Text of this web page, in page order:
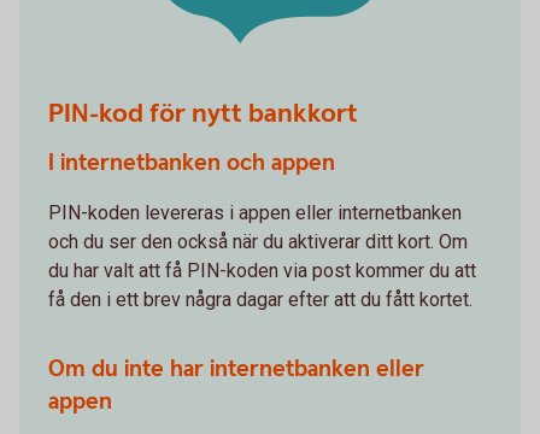
PIN-kod för nytt bankkort
I internetbanken och appen
PIN-koden levereras i appen eller internetbanken
och du ser den också när du aktiverar ditt kort. Om
du har valt att få PIN-koden via post kommer du att
få den i ett brev några dagar efter att du fått kortet.
Om du inte har internetbanken eller
appen